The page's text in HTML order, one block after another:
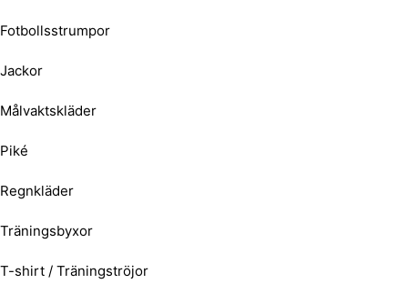
Fotbollsstrumpor
Jackor
Målvaktskläder
Piké
Regnkläder
Träningsbyxor
T-shirt / Träningströjor